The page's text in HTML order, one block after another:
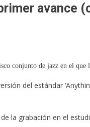
avance
conjunto de jazz en el
del estándar
la grabación en el